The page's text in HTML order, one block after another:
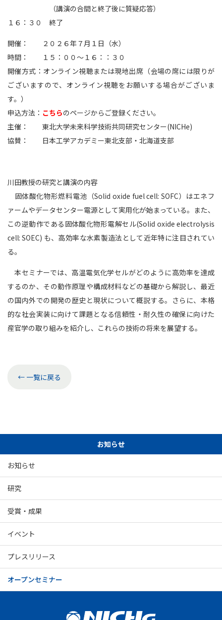
（講演の合間と終了後に質疑応答）
１６：３０ 終了
開催： ２０２６年７月１日（水）
時間： １５：００～１６：：３０
開催方式：オンライン視聴または現地出席（会場の席には限りが
ございますので、オンライン視聴をお願いする場合がございま
す。）
申込方法： こちらのページからご登録ください。
主催： 東北大学未来科学技術共同研究センター(NICHe)
協賛： 日本工学アカデミー東北支部・北海道支部
川田教授の研究と講演の内容
固体酸化物形燃料電池（Solid oxide fuel cell: SOFC）はエネフ
ァームやデータセンター電源として実用化が始まっている。また、
この逆動作である固体酸化物形電解セル(Solid oxide electrolysis
cell: SOEC) も、高効率な水素製造法として近年特に注目されてい
る。
本セミナーでは、高温電気化学セルがどのように高効率を達成
するのか、その動作原理や構成材料などの基礎から解説し、最近
の国内外での開発の歴史と現状について概説する。さらに、本格
的な社会実装に向けて課題となる信頼性・耐久性の確保に向けた
産官学の取り組みを紹介し、これらの技術の将来を展望する。
← 一覧に戻る
お知らせ
お知らせ
研究
受賞・成果
イベント
プレスリリース
オープンセミナー